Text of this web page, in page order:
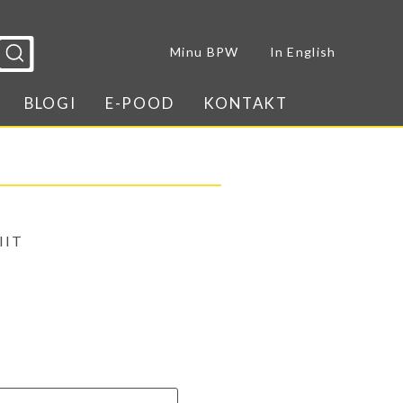
Minu BPW In English
BLOGI E-POOD KONTAKT